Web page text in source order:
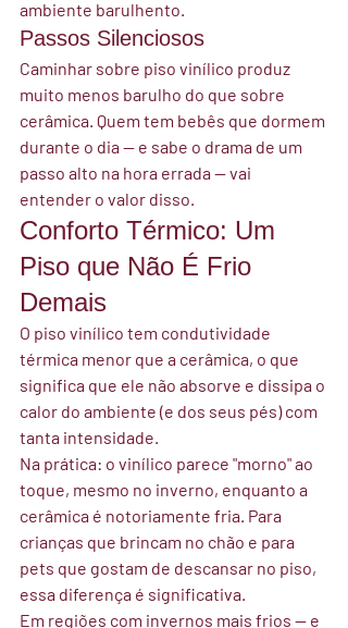
ambiente barulhento.
Passos Silenciosos
Caminhar sobre piso vinílico produz
muito menos barulho do que sobre
cerâmica. Quem tem bebês que dormem
durante o dia — e sabe o drama de um
passo alto na hora errada — vai
entender o valor disso.
Conforto Térmico: Um
Piso que Não É Frio
Demais
O piso vinílico tem condutividade
térmica menor que a cerâmica, o que
significa que ele não absorve e dissipa o
calor do ambiente (e dos seus pés) com
tanta intensidade.
Na prática: o vinílico parece "morno" ao
toque, mesmo no inverno, enquanto a
cerâmica é notoriamente fria. Para
crianças que brincam no chão e para
pets que gostam de descansar no piso,
essa diferença é significativa.
Em regiões com invernos mais frios — e